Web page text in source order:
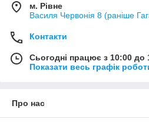
м. Рівне
Василя Червонія 8 (раніше
Контакти
Сьогодні працює з 10:00 до
Показати весь графік
Про нас